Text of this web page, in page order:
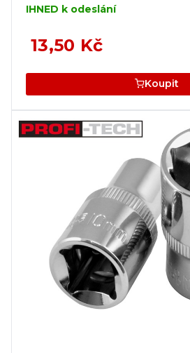
IHNED k odeslání
13,50 Kč
Koupit